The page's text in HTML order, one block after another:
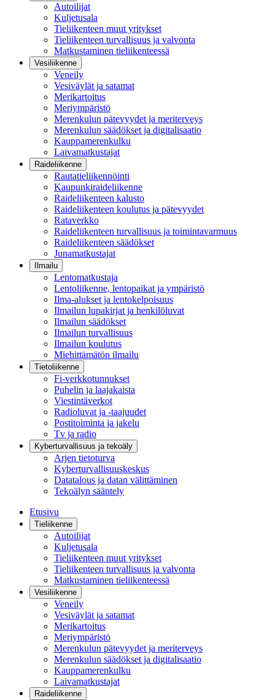
Autoilijat
Kuljetusala
Tieliikenteen muut yritykset
Tieliikenteen turvallisuus ja valvonta
Matkustaminen tieliikenteessä
Vesiliikenne
Veneily
Vesiväylät ja satamat
Merikartoitus
Meriympäristö
Merenkulun pätevyydet ja meriterveys
Merenkulun säädökset ja digitalisaatio
Kauppamerenkulku
Laivamatkustajat
Raideliikenne
Rautatieliikennöinti
Kaupunkiraideliikenne
Raideliikenteen kalusto
Raideliikenteen koulutus ja pätevyydet
Rataverkko
Raideliikenteen turvallisuus ja toimintavarmuus
Raideliikenteen säädökset
Junamatkustajat
Ilmailu
Lentomatkustaja
Lentoliikenne, lentopaikat ja ympäristö
Ilma-alukset ja lentokelpoisuus
Ilmailun lupakirjat ja henkilöluvat
Ilmailun säädökset
Ilmailun turvallisuus
Ilmailun koulutus
Miehittämätön ilmailu
Tietoliikenne
Fi-verkkotunnukset
Puhelin ja laajakaista
Viestintäverkot
Radioluvat ja -taajuudet
Postitoiminta ja jakelu
Tv ja radio
Kyberturvallisuus ja tekoäly
Arjen tietoturva
Kyberturvallisuuskeskus
Datatalous ja datan välittäminen
Tekoälyn sääntely
Etusivu
Tieliikenne
Autoilijat
Kuljetusala
Tieliikenteen muut yritykset
Tieliikenteen turvallisuus ja valvonta
Matkustaminen tieliikenteessä
Vesiliikenne
Veneily
Vesiväylät ja satamat
Merikartoitus
Meriympäristö
Merenkulun pätevyydet ja meriterveys
Merenkulun säädökset ja digitalisaatio
Kauppamerenkulku
Laivamatkustajat
Raideliikenne